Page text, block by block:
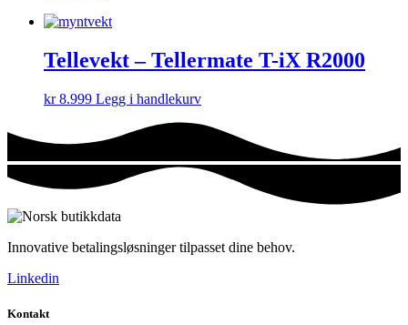
Tellevekt – Tellermate T-iX R2000
kr8.999 Legg i handlekurv
Innovative betalingsløsninger tilpasset dine behov.
Linkedin
Kontakt